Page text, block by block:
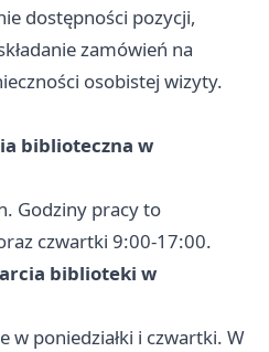
dostępności pozycji,
zamówień na
osobistej wizyty.
biblioteczna w
Godziny pracy to
czwartki 9:00-17:00.
biblioteki w
w poniedziałki i czwartki. W